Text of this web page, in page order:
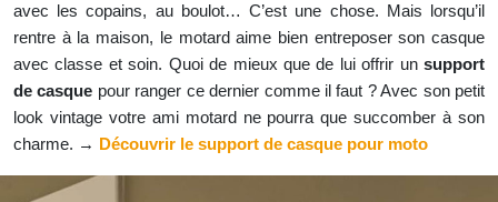
avec les copains, au boulot… C’est une chose. Mais lorsqu’il
rentre à la maison, le motard aime bien entreposer son casque
avec classe et soin. Quoi de mieux que de lui offrir un support
de casque pour ranger ce dernier comme il faut ? Avec son petit
look vintage votre ami motard ne pourra que succomber à son
charme. → Découvrir le support de casque pour moto